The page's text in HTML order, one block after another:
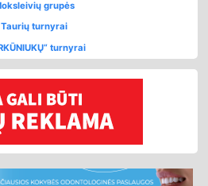
grupės
Taurių turnyrai
turnyrai